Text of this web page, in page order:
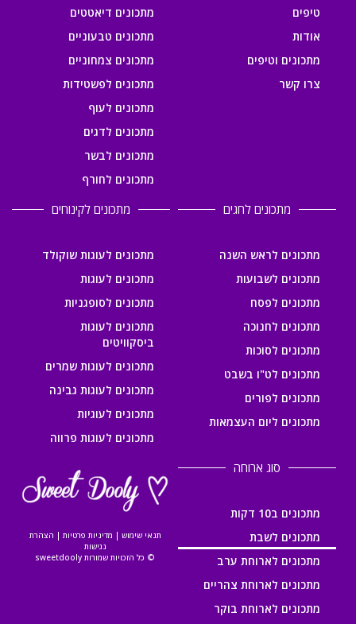
טיפים
אודות
מתכונים וטיפים
צרו קשר
מתכונים דיאטטים
מתכונים טבעוניים
מתכונים צמחוניים
מתכונים לפשטידות
מתכונים לעוף
מתכונים לדגים
מתכונים לבשר
מתכונים לחורף
מתכונים לחגים
מתכונים לראש השנה
מתכונים לשבועות
מתכונים לפסח
מתכונים לחנוכה
מתכונים לסוכות
מתכונים לט"ו בשבט
מתכונים לפורים
מתכונים ליום העצמאות
מתכונים לקינוחים
מתכונים לעוגות שוקולד
מתכונים לעוגות
מתכונים לסופגניות
מתכונים לעוגות
ביסקוויטים
מתכונים לעוגות שמרים
מתכונים לעוגות גבינה
מתכונים לעוגיות
מתכונים לעוגות פרווה
סוג ארוחה
מתכונים ב10 דקות
מתכונים לשבת
מתכונים לארוחת ערב
מתכונים לארוחת צהריים
מתכונים לארוחת בוקר
תנאי שימוש | מדיניות פרטיות | הצהרת
נגישות
© כל הזכויות שמורות sweetdooly